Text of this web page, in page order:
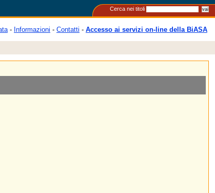
Cerca nei titoli
- Informazioni - Contatti - Accesso ai servizi on-line della BiASA